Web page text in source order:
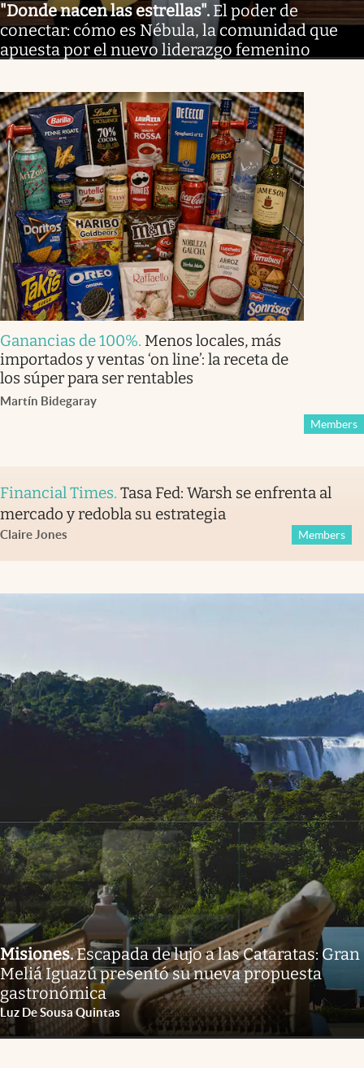
"Donde nacen las estrellas". El poder de
conectar: cómo es Nébula, la comunidad que
apuesta por el nuevo liderazgo femenino
Ganancias de 100%. Menos locales, más
importados y ventas ‘on line’: la receta de
los súper para ser rentables
Martín Bidegaray
Members
Financial Times. Tasa Fed: Warsh se enfrenta al
mercado y redobla su estrategia
Claire Jones Members
Misiones.Escapada de lujo a las Cataratas: Gran
Meliá Iguazú presentó su nueva propuesta
gastronómica
Luz De Sousa Quintas